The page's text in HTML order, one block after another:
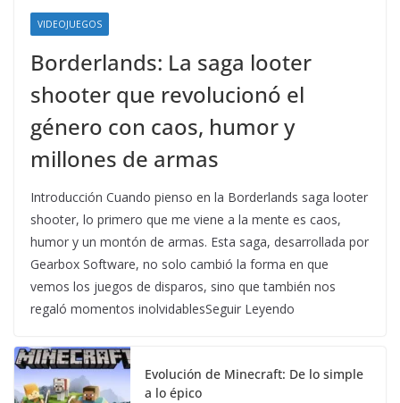
VIDEOJUEGOS
Borderlands: La saga looter
shooter que revolucionó el
género con caos, humor y
millones de armas
Introducción Cuando pienso en la Borderlands saga looter
shooter, lo primero que me viene a la mente es caos,
humor y un montón de armas. Esta saga, desarrollada por
Gearbox Software, no solo cambió la forma en que
vemos los juegos de disparos, sino que también nos
regaló momentos inolvidablesSeguir Leyendo
Evolución de Minecraft: De lo simple
a lo épico